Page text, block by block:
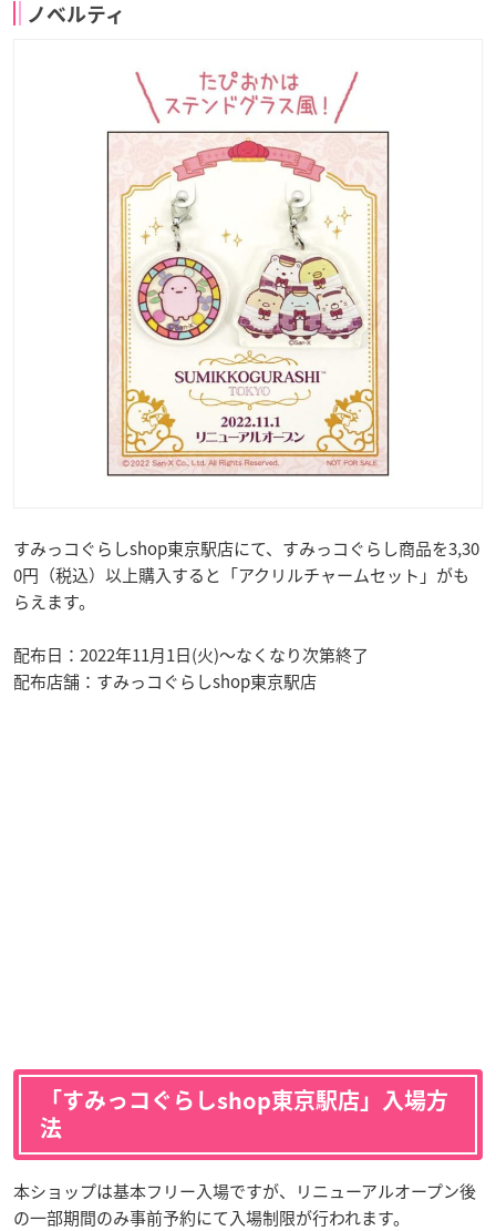
ノベルティ
すみっコぐらしshop東京駅店にて、すみっコぐらし商品を3,30
0円（税込）以上購入すると「アクリルチャームセット」がも
らえます。
配布日：2022年11月1日(火)～なくなり次第終了
配布店舗：すみっコぐらしshop東京駅店
「すみっコぐらしshop東京駅店」入場方
法
本ショップは基本フリー入場ですが、リニューアルオープン後
の一部期間のみ事前予約にて入場制限が行われます。